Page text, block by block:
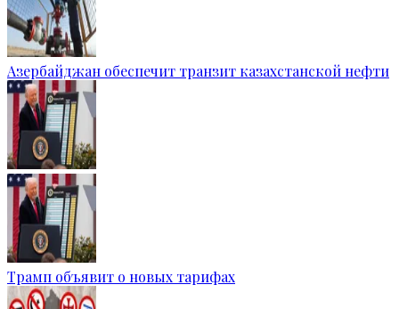
Азербайджан обеспечит транзит казахстанской нефти
Трамп объявит о новых тарифах